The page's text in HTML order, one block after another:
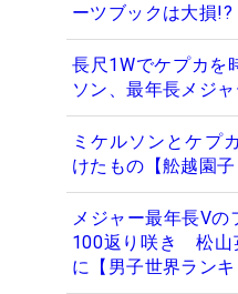
ーツブックは大損!?
長尺1Wでケプカ
ソン、最年長メジ
ミケルソンとケプ
けたもの【舩越園子
メジャー最年長V
100返り咲き 松山
に【男子世界ランキ